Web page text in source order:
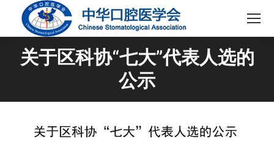
关于区科协“七大”代表人选的
公示